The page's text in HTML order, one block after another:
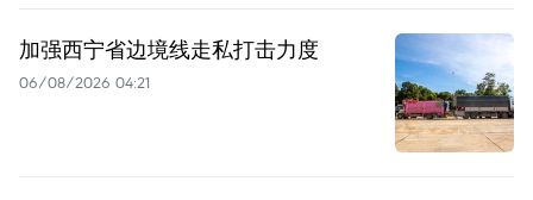
加强西宁省边境线走私打击力度
06/08/2026 04:21